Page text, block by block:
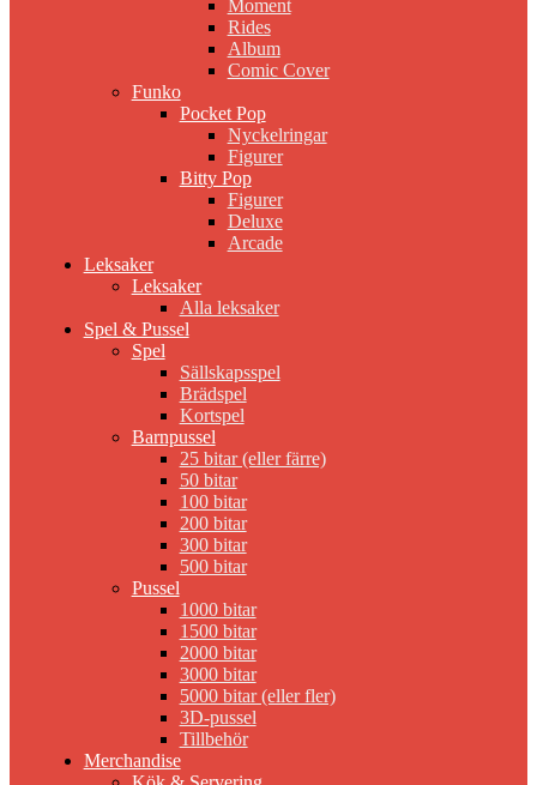
Moment
Rides
Album
Comic Cover
Funko
Pocket Pop
Nyckelringar
Figurer
Bitty Pop
Figurer
Deluxe
Arcade
Leksaker
Leksaker
Alla leksaker
Spel & Pussel
Spel
Sällskapsspel
Brädspel
Kortspel
Barnpussel
25 bitar (eller färre)
50 bitar
100 bitar
200 bitar
300 bitar
500 bitar
Pussel
1000 bitar
1500 bitar
2000 bitar
3000 bitar
5000 bitar (eller fler)
3D-pussel
Tillbehör
Merchandise